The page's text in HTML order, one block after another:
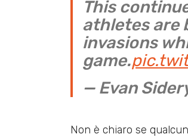
This
athletes are
invasions
game.
— Evan
Non è chiaro se